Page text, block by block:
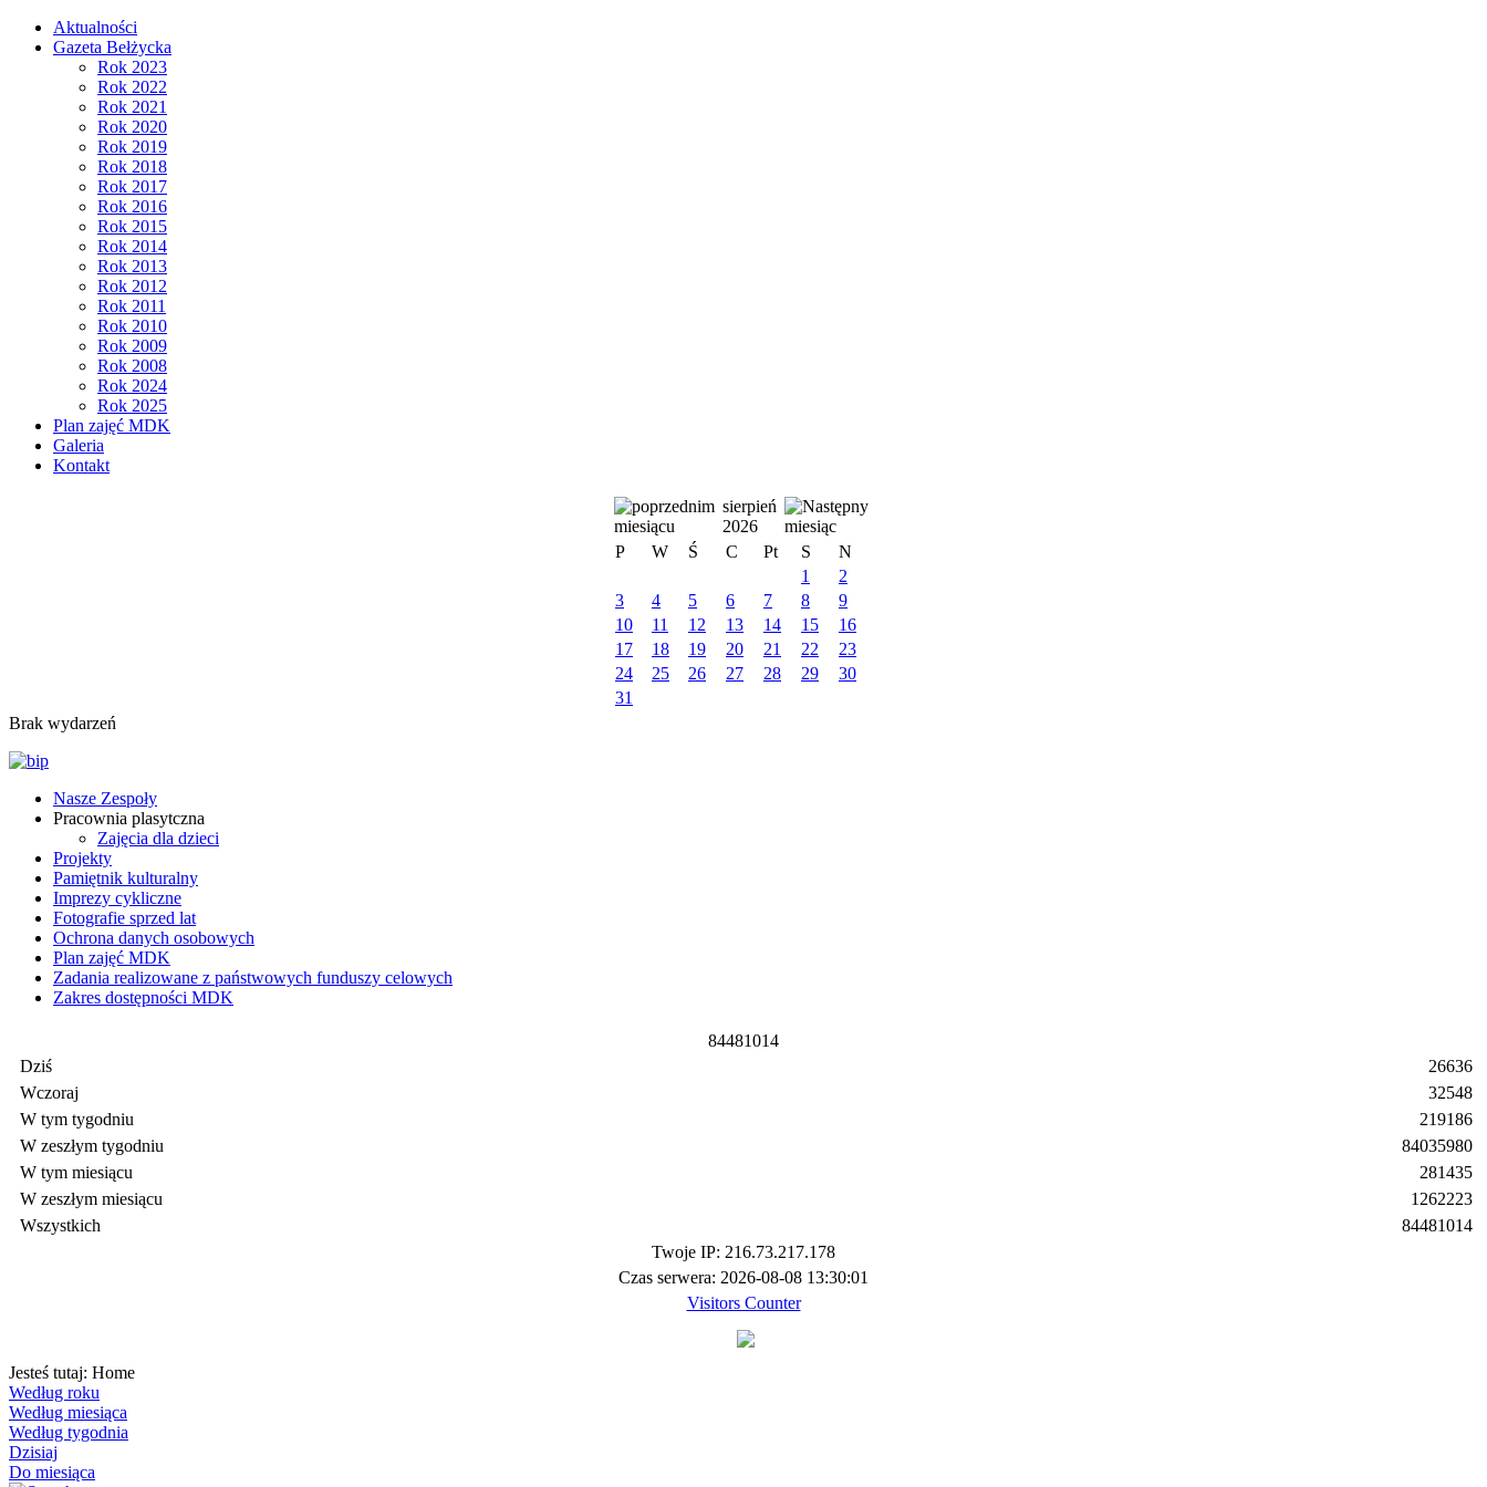
Aktualności
Gazeta Bełżycka
Rok 2023
Rok 2022
Rok 2021
Rok 2020
Rok 2019
Rok 2018
Rok 2017
Rok 2016
Rok 2015
Rok 2014
Rok 2013
Rok 2012
Rok 2011
Rok 2010
Rok 2009
Rok 2008
Rok 2024
Rok 2025
Plan zajęć MDK
Galeria
Kontakt
sierpień
2026
P
W Ś C Pt S
N
1
2
3
4 5 6 7 8
9
10
11 12 13 14 15
16
17
18 19 20 21 22
23
24
25 26 27 28 29
30
31
Brak wydarzeń
Nasze Zespoły
Pracownia plasytczna
Zajęcia dla dzieci
Projekty
Pamiętnik kulturalny
Imprezy cykliczne
Fotografie sprzed lat
Ochrona danych osobowych
Plan zajęć MDK
Zadania realizowane z państwowych funduszy celowych
Zakres dostępności MDK
84481014
Dziś
Wczoraj
W tym tygodniu
W zeszłym tygodniu
W tym miesiącu
W zeszłym miesiącu
Wszystkich
26636
32548
219186
84035980
281435
1262223
84481014
Twoje IP: 216.73.217.178
Czas serwera: 2026-08-08 13:30:01
Visitors Counter
Jesteś tutaj: Home
Według roku
Według miesiąca
Według tygodnia
Dzisiaj
Do miesiąca